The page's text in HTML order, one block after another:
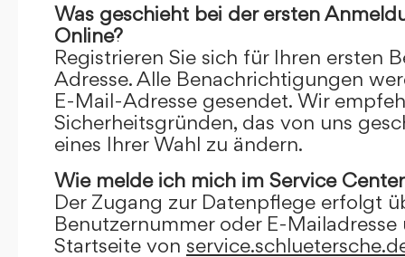
Was geschieht bei der ersten
Online?
Registrieren Sie sich für Ihren ersten
Adresse. Alle Benachrichtigungen
E-Mail-Adresse gesendet. Wir
Sicherheitsgründen, das von uns
eines Ihrer Wahl zu ändern.
Wie melde ich mich im Service
Der Zugang zur Datenpflege erfolgt
Benutzernummer oder E-
Startseite von